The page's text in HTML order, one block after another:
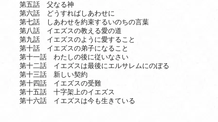
第五話 父なる神
第六話 どうすればしあわせに
第七話 しあわせを約束するいのちの言葉
第八話 イエズスの教える愛の道
第九話 イエズスのように愛すること
第十話 イエズスの弟子になること
第十一話 わたしの後に従いなさい
第十二話 イエズスは最後にエルサレムにのぼる
第十三話 新しい契約
第十四話 イエズスの受難
第十五話 十字架上のイエズス
第十六話 イエズスは今も生きている